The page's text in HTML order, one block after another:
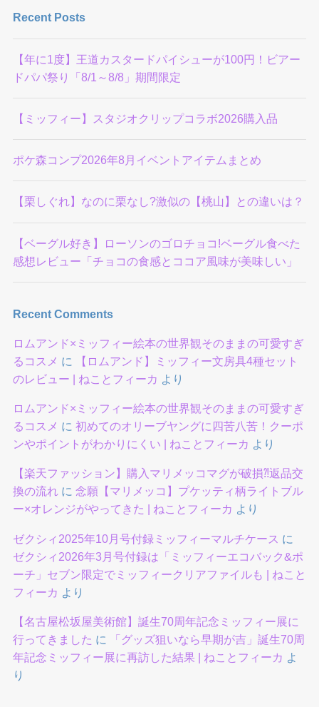
Recent Posts
【年に1度】王道カスタードパイシューが100円！ビアー
ドパパ祭り「8/1～8/8」期間限定
【ミッフィー】スタジオクリップコラボ2026購入品
ポケ森コンプ2026年8月イベントアイテムまとめ
【栗しぐれ】なのに栗なし?激似の【桃山】との違いは？
【ベーグル好き】ローソンのゴロチョコ!ベーグル食べた
感想レビュー「チョコの食感とココア風味が美味しい」
Recent Comments
ロムアンド×ミッフィー絵本の世界観そのままの可愛すぎ
るコスメ に
【ロムアンド】ミッフィー文房具4種セット
のレビュー | ねことフィーカ より
ロムアンド×ミッフィー絵本の世界観そのままの可愛すぎ
るコスメ に 初めてのオリーブヤングに四苦八苦！クーポ
ンやポイントがわかりにくい | ねことフィーカ より
【楽天ファッション】購入マリメッコマグが破損⁈返品交
換の流れに 念願【マリメッコ】プケッティ柄ライトブル
ー×オレンジがやってきた | ねことフィーカ より
ゼクシィ2025年10月号付録ミッフィーマルチケース に
ゼクシィ2026年3月号付録は「ミッフィーエコバック&ポ
ーチ」セブン限定でミッフィークリアファイルも | ねこと
フィーカ より
【名古屋松坂屋美術館】誕生70周年記念ミッフィー展に
行ってきました に
「グッズ狙いなら早期が吉」誕生70周
年記念ミッフィー展に再訪した結果 | ねことフィーカ よ
り